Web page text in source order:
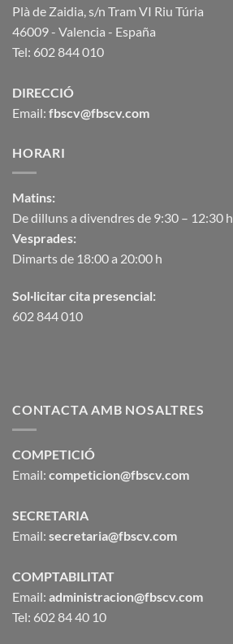
Plà de Zaidia, s/n Tram VI Riu Túria
46009 - Valencia - España
Tel: 602 844 010
DIRECCIÓ
Email: fbscv@fbscv.com
HORARI
Matins:
De dilluns a divendres de 9:30 – 12:30 h
Vesprades:
Dimarts de 18:00 a 20:00 h
Sol·licitar cita presencial:
602 844 010
CONTACTA AMB NOSALTRES
COMPETICIÓ
Email: competicion@fbscv.com
SECRETARIA
Email: secretaria@fbscv.com
COMPTABILITAT
Email: administracion@fbscv.com
Tel: 602 84 40 10